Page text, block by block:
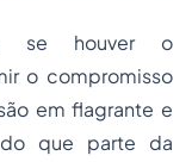
se houver o
o compromisso
em flagrante e
que parte da